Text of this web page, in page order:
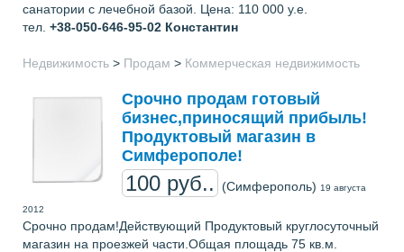
санатории с лечебной базой. Цена: 110 000 у.е.
тел. +38-050-646-95-02 Константин
Недвижимость > Продам > Коммерческая недвижимость
Срочно продам готовый
бизнес,приносящий прибыль!
Продуктовый магазин в
Симферополе!
100 руб.. (Симферополь) 19 августа
2012
Срочно продам!Действующий Продуктовый круглосуточный
магазин на проезжей части.Общая площадь 75 кв.м.